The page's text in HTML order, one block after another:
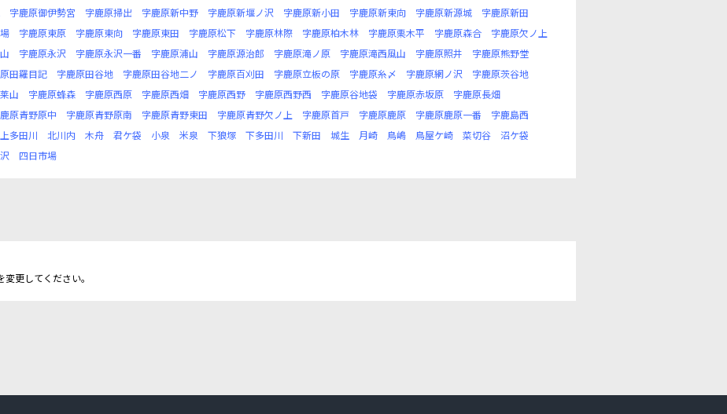
字鹿原御伊勢宮 字鹿原掃出 字鹿原新中野 字鹿原新堰ノ沢 字鹿原新小田 字鹿原新東向 字鹿原新源城
字鹿原新田
字鹿原東原 字鹿原東向 字鹿原東田 字鹿原松下 字鹿原林際 字鹿原柏木林 字鹿原栗木平 字鹿原森合
字鹿原欠ノ上
字鹿原永沢 字鹿原永沢一番 字鹿原浦山 字鹿原源治郎 字鹿原滝ノ原 字鹿原滝西風山 字鹿原照井
字鹿原熊野堂
田羅目記 字鹿原田谷地 字鹿原田谷地二ノ 字鹿原百刈田 字鹿原立板の原 字鹿原糸〆 字鹿原網ノ沢
字鹿原茨谷地
山 字鹿原蜂森 字鹿原西原 字鹿原西畑 字鹿原西野 字鹿原西野西 字鹿原谷地袋 字鹿原赤坂原
字鹿原長畑
原青野原中 字鹿原青野原南 字鹿原青野東田 字鹿原青野欠ノ上 字鹿原首戸 字鹿原鹿原 字鹿原鹿原一番
字鹿島西
上多田川 北川内 木舟 君ケ袋 小泉 米泉 下狼塚 下多田川 下新田 城生 月崎 鳥嶋 鳥屋ケ崎 菜切谷
沼ケ袋
四日市場
更してください。